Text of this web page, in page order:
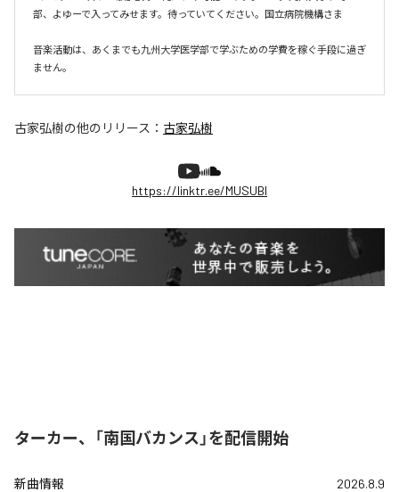
部、よゆーで入ってみせます。待っていてください。国立病院機構さま
音楽活動は、あくまでも九州大学医学部で学ぶための学費を稼ぐ手段に過ぎ
ません。
古家弘樹の他のリリース： 古家弘樹
https://linktr.ee/MUSUBI
ターカー、「南国バカンス」を配信開始
新曲情報 2026.8.9